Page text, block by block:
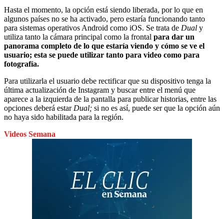
Hasta el momento, la opción está siendo liberada, por lo que en
algunos países no se ha activado, pero estaría funcionando tanto
para sistemas operativos Android como iOS. Se trata de Dual y
utiliza tanto la cámara principal como la frontal para dar un
panorama completo de lo que estaría viendo y cómo se ve el
usuario; esta se puede utilizar tanto para video como para
fotografía.
Para utilizarla el usuario debe rectificar que su dispositivo tenga la
última actualización de Instagram y buscar entre el menú que
aparece a la izquierda de la pantalla para publicar historias, entre las
opciones deberá estar Dual; si no es así, puede ser que la opción aún
no haya sido habilitada para la región.
Videos Semana